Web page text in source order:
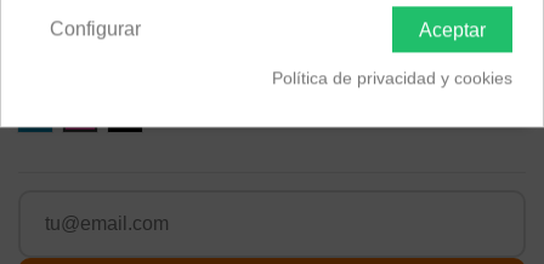
Aceptar
Configurar
Política de privacidad y cookies